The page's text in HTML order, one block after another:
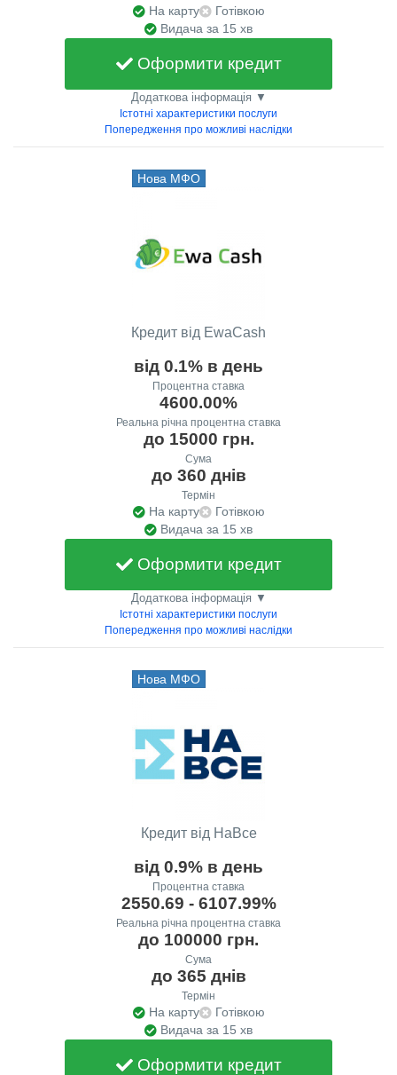
На карту
Готівкою
Видача за 15 хв
Оформити кредит
Додаткова інформація ▼
Істотні характеристики послуги
Попередження про можливі наслідки
Нова МФО
Кредит від EwaCash
від 0.1% в день
Процентна ставка
4600.00%
Реальна річна процентна ставка
до 15000 грн.
Сума
до 360 днів
Термін
На карту
Готівкою
Видача за 15 хв
Оформити кредит
Додаткова інформація ▼
Істотні характеристики послуги
Попередження про можливі наслідки
Нова МФО
Кредит від НаВсе
від 0.9% в день
Процентна ставка
2550.69 - 6107.99%
Реальна річна процентна ставка
до 100000 грн.
Сума
до 365 днів
Термін
На карту
Готівкою
Видача за 15 хв
Оформити кредит